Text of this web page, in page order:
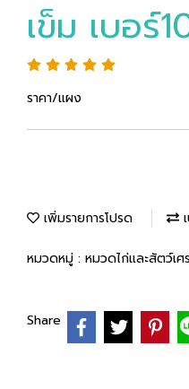
เข็ม เบอร์
ราคา/แผง
เพิ่มรายการโปรด
หมวดหมู่ : หมวดไก่และสัตว์เ
Share